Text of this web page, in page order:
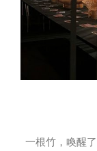
一根竹，喚醒